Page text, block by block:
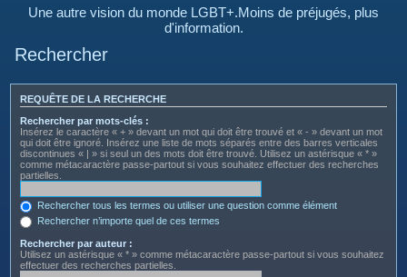
Une autre vision du monde LGBT+.Moins de préjugés, plus
d'information.
Rechercher
REQUÊTE DE LA RECHERCHE
Rechercher par mots-clés :
Insérez le caractère « + » devant un mot qui doit être trouvé et « - » devant un mot
qui doit être ignoré. Insérez une liste de mots séparés entre des barres verticales
discontinues « | » si seul un des mots doit être trouvé. Utilisez un astérisque « * »
comme métacaractère passe-partout si vous souhaitez effectuer des recherches
partielles.
Rechercher tous les termes ou utiliser une question comme élément
Rechercher n’importe quel de ces termes
Rechercher par auteur :
Utilisez un astérisque « * » comme métacaractère passe-partout si vous souhaitez
effectuer des recherches partielles.